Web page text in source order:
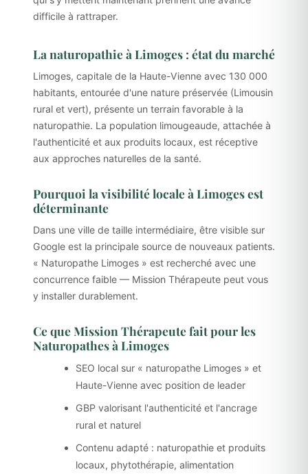
difficile à rattraper.
La naturopathie à Limoges : état du marché
Limoges, capitale de la Haute-Vienne avec 130 000
habitants, entourée d'une nature préservée (Limousin
rural et vert), présente un terrain favorable à la
naturopathie. La population limougeaude, attachée à
l'authenticité et aux produits locaux, est réceptive
aux approches naturelles de la santé.
Pourquoi la visibilité locale à Limoges est
déterminante
Dans une ville de taille intermédiaire, être visible sur
Google est la principale source de nouveaux patients.
« Naturopathe Limoges » est recherché avec une
concurrence faible — Mission Thérapeute peut vous
y installer durablement.
Ce que Mission Thérapeute fait pour les
Naturopathes à Limoges
SEO local sur « naturopathe Limoges » et
Haute-Vienne avec position de leader
GBP valorisant l'authenticité et l'ancrage
rural et naturel
Contenu adapté : naturopathie et produits
locaux, phytothérapie, alimentation